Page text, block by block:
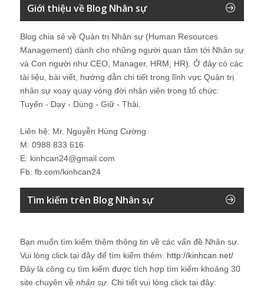
Giới thiệu về Blog Nhân sự
Blog chia sẻ về Quản trị Nhân sự (Human Resources
Management) dành cho những người quan tâm tới Nhân sự
và Con người như CEO, Manager, HRM, HR). Ở đây có các
tài liệu, bài viết, hướng dẫn chi tiết trong lĩnh vực Quản trị
nhân sự xoay quay vòng đời nhân viên trong tổ chức:
Tuyển - Dạy - Dùng - Giữ - Thải.
Liên hệ: Mr. Nguyễn Hùng Cường
M: 0988 833 616
E: kinhcan24@gmail.com
Fb: fb.com/kinhcan24
Tìm kiếm trên Blog Nhân sự
Bạn muốn tìm kiếm thêm thông tin về các vấn đề Nhân sự
Vui lòng click tại đây để tìm kiếm thêm: http://kinhcan.net/
Đây là công cụ tìm kiếm được tích hợp tìm kiếm khoảng 30
site chuyên về nhân sự. Chi tiết vui lòng click tại đây: